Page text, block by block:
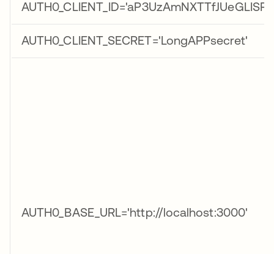
AUTH0_CLIENT_SECRET='LongAPPsecret'
AUTH0_BASE_URL='http://localhost:3000'